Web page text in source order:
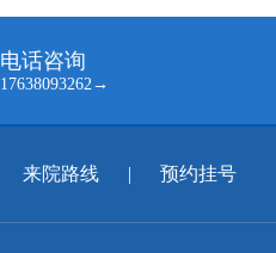
电话咨询
17638093262→
来院路线 | 预约挂号